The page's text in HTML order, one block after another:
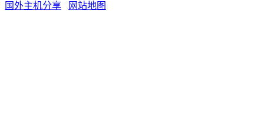
国外主机分享 网站地图